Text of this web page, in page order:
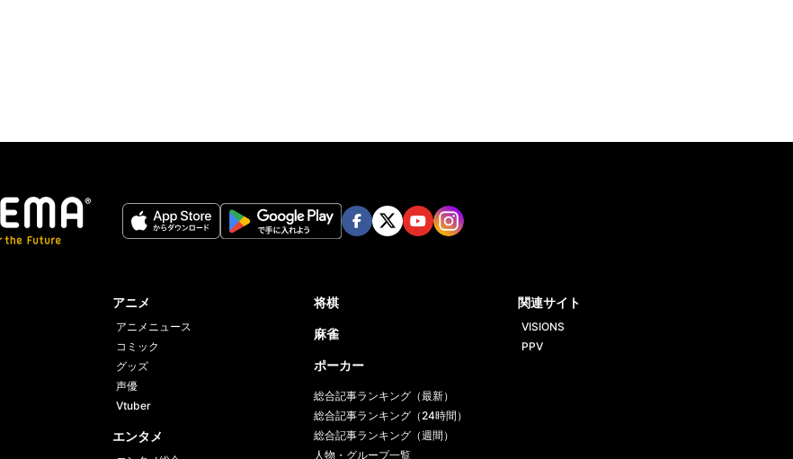
アニメ
アニメニュース
コミック
グッズ
声優
Vtuber
エンタメ
将棋
麻雀
ポーカー
総合記事ランキング（最新）
総合記事ランキング（24時間）
総合記事ランキング（週間）
人物・グループ一覧
関連サイト
VISIONS
PPV